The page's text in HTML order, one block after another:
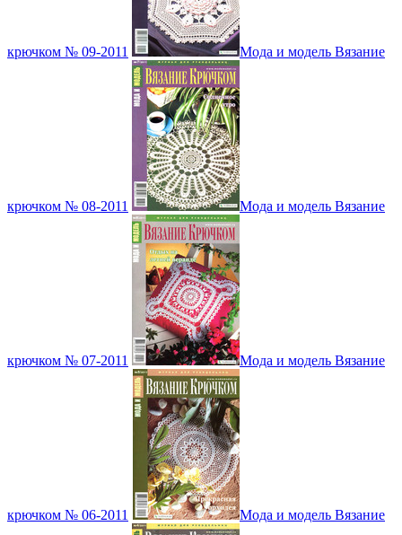
крючком № 09-2011 Мода и модель Вязание
крючком № 08-2011 Мода и модель Вязание
крючком № 07-2011 Мода и модель Вязание
крючком № 06-2011 Мода и модель Вязание